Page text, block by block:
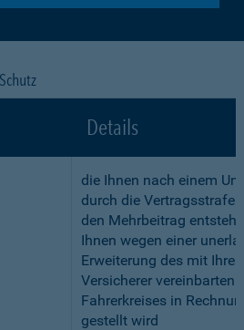
Details
die Ihnen nach einem
durch die Vertragsstrafe
den Mehrbeitrag
Ihnen wegen einer
Erweiterung des mit
Versicherer vereinbarten
Fahrerkreises in
gestellt wird